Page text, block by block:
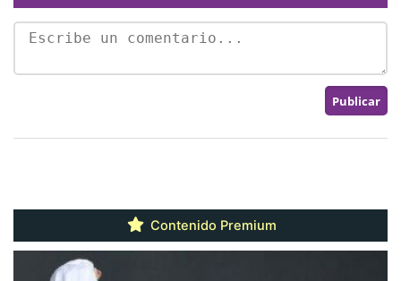
Contenido Premium